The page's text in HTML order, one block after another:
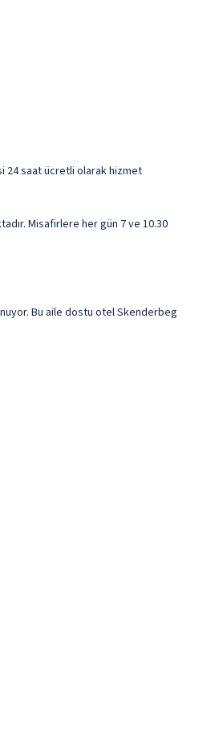
24 saat ücretli olarak hizmet
Misafirlere her gün 7 ve 10.30
Bu aile dostu otel Skenderbeg